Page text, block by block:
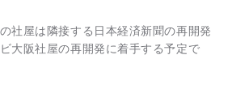
社屋は隣接する日本経済新聞の再開発
大阪社屋の再開発に着手する予定で